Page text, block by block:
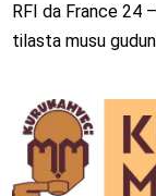
RFI da France 24
tilasta musu gudun